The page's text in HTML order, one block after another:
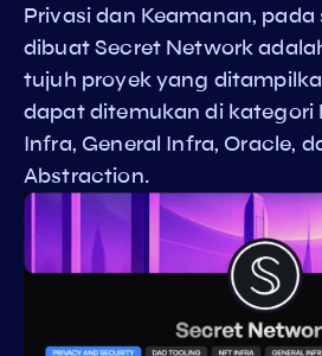
Privasi dan Keamanan,
dibuat Secret Network
tujuh proyek yang
dapat ditemukan di kategori
Infra, General Infra, Oracle,
Abstraction.